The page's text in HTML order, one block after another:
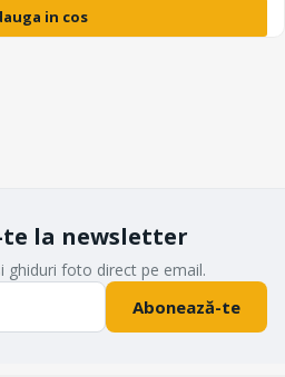
in cos
te la newsletter
ghiduri foto direct pe email.
Abonează-te